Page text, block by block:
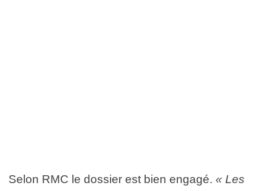
Selon RMC le dossier est bien engagé. « Les